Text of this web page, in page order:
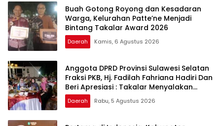
Buah Gotong Royong dan Kesadaran
Warga, Kelurahan Patte’ne Menjadi
Bintang Takalar Award 2026
Daerah Kamis, 6 Agustus 2026
Anggota DPRD Provinsi Sulawesi Selatan
Fraksi PKB, Hj. Fadilah Fahriana Hadiri Dan
Beri Apresiasi : Takalar Menyalakan
Lentera Pengabdian Melalui Malam
Apresiasi dan Inovasi Award 2026
Daerah Rabu, 5 Agustus 2026